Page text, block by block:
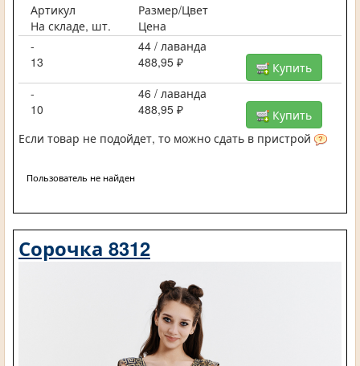
Артикул
Размер/Цвет
На складе, шт.
Цена
-
44 / лаванда
13
488,95 ₽
Купить
-
46 / лаванда
10
488,95 ₽
Купить
Если товар не подойдет, то можно сдать в пристрой
Пользователь не найден
Сорочка 8312